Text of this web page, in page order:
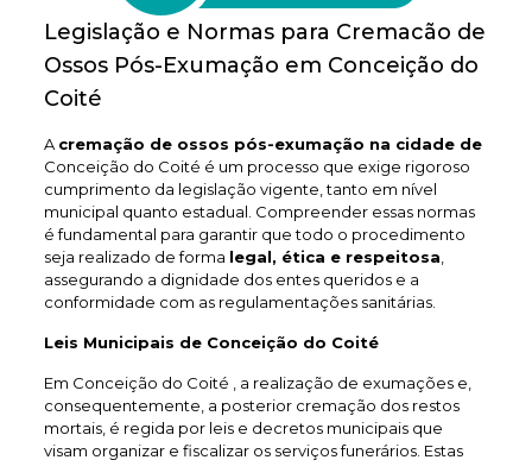
Legislação e Normas para Cremacão de
Ossos Pós-Exumação em Conceição do
Coité
A cremação de ossos pós-exumação na cidade de
Conceição do Coité é um processo que exige rigoroso
cumprimento da legislação vigente, tanto em nível
municipal quanto estadual. Compreender essas normas
é fundamental para garantir que todo o procedimento
seja realizado de forma legal, ética e respeitosa
assegurando a dignidade dos entes queridos e a
conformidade com as regulamentações sanitárias.
Leis Municipais de Conceição do Coité
Em Conceição do Coité , a realização de exumações e,
consequentemente, a posterior cremação dos restos
mortais, é regida por leis e decretos municipais que
visam organizar e fiscalizar os serviços funerários. Estas